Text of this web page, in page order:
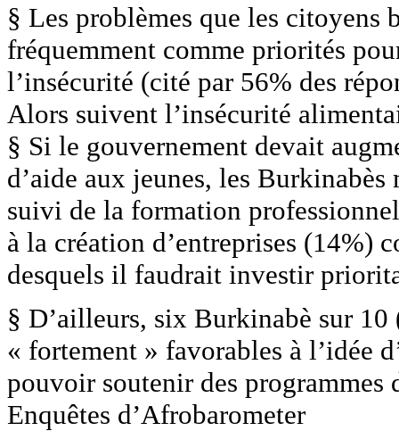
§ Les problèmes que les
fréquemment comme priorités
l’insécurité (cité par 56% des
Alors suivent l’insécurité
§ Si le gouvernement devait
d’aide aux jeunes, les
suivi de la formation
à la création d’entreprises (14%)
desquels il faudrait investir
§ D’ailleurs, six Burkinabè sur
« fortement » favorables à l’idée
pouvoir soutenir des programmes
Enquêtes d’Afrobarometer